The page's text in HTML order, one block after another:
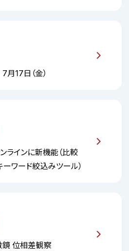
17日（金）
ラインに新機能（比較
ワード絞込みツール）
鏡 位相差観察